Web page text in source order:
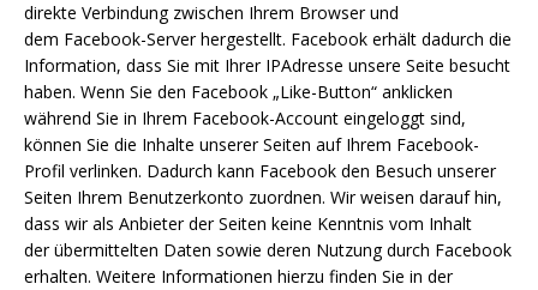
direkte Verbindung zwischen Ihrem Browser und
dem Facebook-Server hergestellt. Facebook erhält dadurch die
Information, dass Sie mit Ihrer IPAdresse unsere Seite besucht
haben. Wenn Sie den Facebook „Like-Button“ anklicken
während Sie in Ihrem Facebook-Account eingeloggt sind,
können Sie die Inhalte unserer Seiten auf Ihrem Facebook-
Profil verlinken. Dadurch kann Facebook den Besuch unserer
Seiten Ihrem Benutzerkonto zuordnen. Wir weisen darauf hin,
dass wir als Anbieter der Seiten keine Kenntnis vom Inhalt
der übermittelten Daten sowie deren Nutzung durch Facebook
erhalten. Weitere Informationen hierzu finden Sie in der